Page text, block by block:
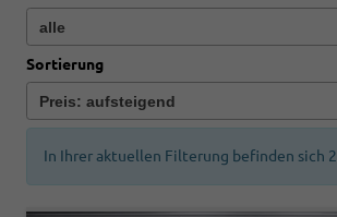
Sortierung
In Ihrer aktuellen Filterung befinden sich 2